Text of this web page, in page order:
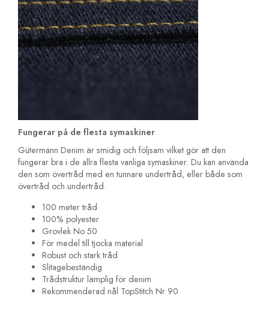
Fungerar på de flesta symaskiner
Gütermann Denim är smidig och följsam vilket gör att den
fungerar bra i de allra flesta vanliga symaskiner. Du kan använda
den som övertråd med en tunnare undertråd, eller både som
övertråd och undertråd.
100 meter tråd
100% polyester
Grovlek No 50
För medel till tjocka material
Robust och stark tråd
Slitagebeständig
Trådstruktur lämplig för denim
Rekommenderad nål TopStitch Nr 90